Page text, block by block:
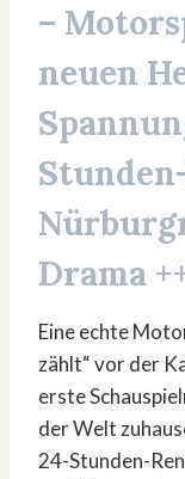
–
neuen
Drama
Eine echte
zählt“ vor der
erste
der Welt
24-Stunden-